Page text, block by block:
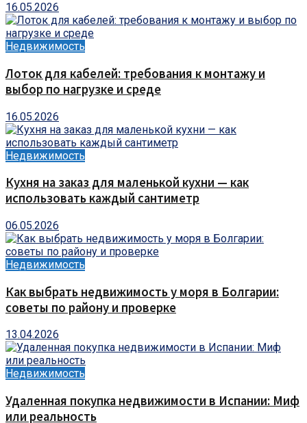
16.05.2026
Недвижимость
Лоток для кабелей: требования к монтажу и
выбор по нагрузке и среде
16.05.2026
Недвижимость
Кухня на заказ для маленькой кухни — как
использовать каждый сантиметр
06.05.2026
Недвижимость
Как выбрать недвижимость у моря в Болгарии:
советы по району и проверке
13.04.2026
Недвижимость
Удаленная покупка недвижимости в Испании: Миф
или реальность